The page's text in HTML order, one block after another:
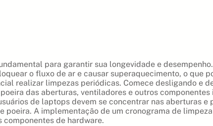
para garantir sua longevidade e
o fluxo de ar e causar superaquecimento, o que
realizar limpezas periódicas. Comece desligando e
das aberturas, ventiladores e outros
de laptops devem se concentrar nas aberturas
A implementação de um cronograma de
de hardware.